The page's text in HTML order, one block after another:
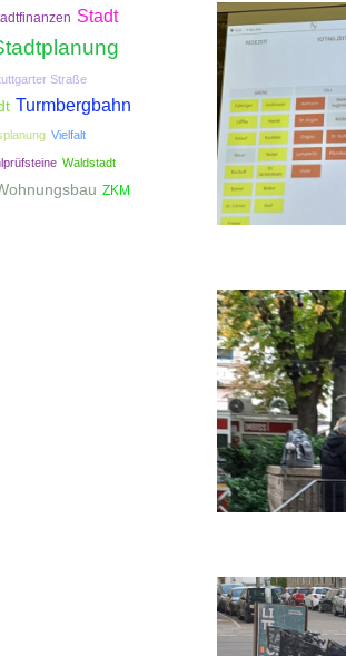
Stadt
Straße
Turmbergbahn
Vielfalt
Waldstadt
ZKM